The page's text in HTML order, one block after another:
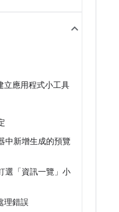
立應用程式小工具
中新增生成的預覽
選「資訊一覽」小
理錯誤